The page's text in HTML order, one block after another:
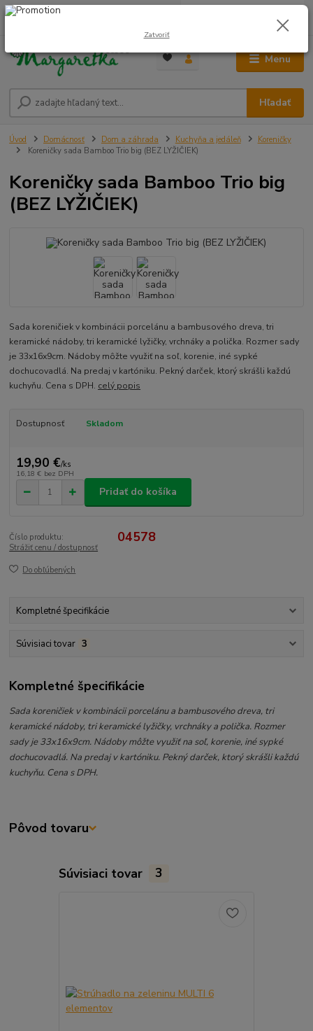
Menu
Hľadať
0948 236 042
0,00 €
Úvod Domácnosť Dom a záhrada Kuchyňa a jedáleň
Koreničky
Koreničky sada Bamboo Trio big (BEZ LYŽIČIEK)
Koreničky sada Bamboo Trio big
(BEZ LYŽIČIEK)
Sada koreničiek v kombinácii porcelánu a bambusového dreva, tri
keramické nádoby, tri keramické lyžičky, vrchnáky a polička. Rozmer sady
je 33x16x9cm. Nádoby môžte využiť na soľ, korenie, iné sypké
dochucovadlá. Na predaj v kartóniku. Pekný darček, ktorý skrášli každú
kuchyňu. Cena s DPH. celý popis
Dostupnosť Skladom
19,90 €/ks
16,18 € bez DPH
Pridať do košíka
Číslo produktu: 04578
Strážiť cenu / dostupnosť
Do obľúbených
Kompletné špecifikácie
Súvisiaci tovar 3
Kompletné špecifikácie
Sada koreničiek v kombinácii porcelánu a bambusového dreva, tri
keramické nádoby, tri keramické lyžičky, vrchnáky a polička. Rozmer
sady je 33x16x9cm. Nádoby môžte využiť na soľ, korenie, iné sypké
dochucovadlá. Na predaj v kartóniku. Pekný darček, ktorý skrášli každú
kuchyňu. Cena s DPH.
Pôvod tovaru
Súvisiaci tovar 3
Zatvoriť